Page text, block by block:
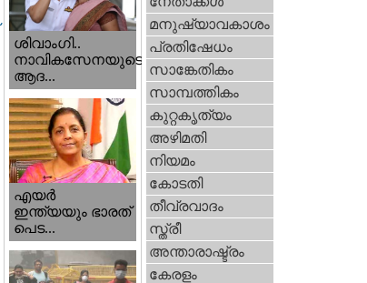
ശിവാംഗി..
നാവികസേനയുടെ
ആദ...
എയര്‍
ഇന്ത്യയും ഭാരത്
പെട...
മനുഷ്യാവകാശം
പ്രതിഷേധം
സാങ്കേതികം
സാമ്പത്തികം
കുറ്റകൃത്യം
അഴിമതി
നിയമം
കോടതി
തീവ്രവാദം
സ്ത്രീ
അന്താരാഷ്ട്രം
കേരളം